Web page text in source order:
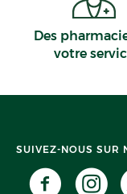
Des
votre
SUIVEZ-NOUS SUR